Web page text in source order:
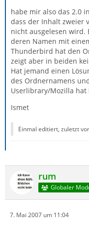
habe mir also das 2.0
dass der Inhalt zweier
nicht ausgelesen wird.
deren Namen mit
Thunderbird hat den
zeigt aber in beiden
Hat jemand einen
des Ordnernamens
Userlibrary/Mozilla
Ismet
Einmal editiert, zuletzt
rum
Globaler
7. Mai 2007 um 11:04